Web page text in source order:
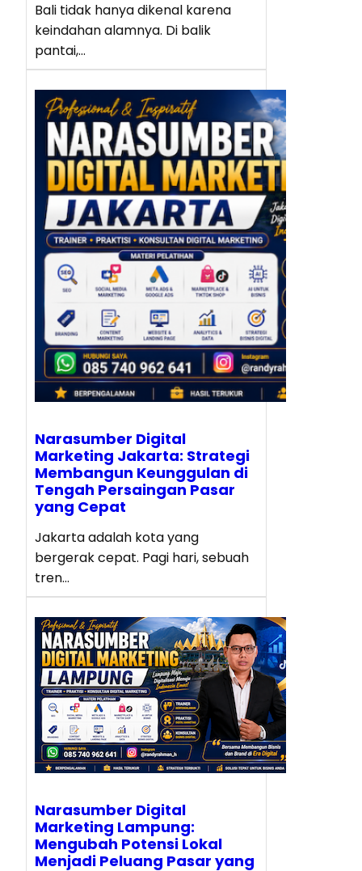
Bali tidak hanya dikenal karena
keindahan alamnya. Di balik
pantai,…
Narasumber Digital
Marketing Jakarta: Strategi
Membangun Keunggulan di
Tengah Persaingan Pasar
yang Cepat
Jakarta adalah kota yang
bergerak cepat. Pagi hari, sebuah
tren…
Narasumber Digital
Marketing Lampung:
Mengubah Potensi Lokal
Menjadi Peluang Pasar yang